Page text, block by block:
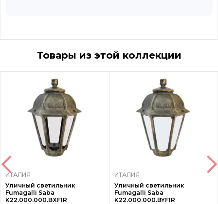
Товары из этой коллекции
ИТАЛИЯ
Уличный светильник
Fumagalli Saba
K22.000.000.BXF1R
ИТАЛИЯ
Уличный светильник
Fumagalli Saba
K22.000.000.BYF1R